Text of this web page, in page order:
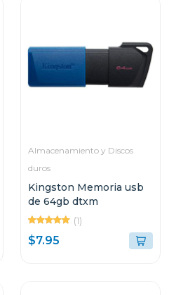
Almacenamiento y Discos
duros
Kingston Memoria usb
de 64gb dtxm
(1)
$7.95